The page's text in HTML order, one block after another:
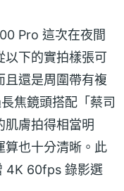
Pro 這次在夜間
以下的實拍樣張可
且還是周圍帶有複
焦鏡頭搭配「蔡司
肌膚拍得相當明
算也十分清晰。此
4K 60fps 錄影選